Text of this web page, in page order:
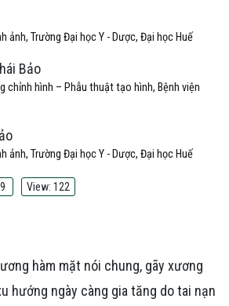
ảnh, Trường Đại học Y - Dược, Đại học Huế
Bảo
chỉnh hình – Phẫu thuật tạo hình, Bệnh viện
ảnh, Trường Đại học Y - Dược, Đại học Huế
View: 122
hàm mặt nói chung, gãy xương
hướng ngày càng gia tăng do tai nạn